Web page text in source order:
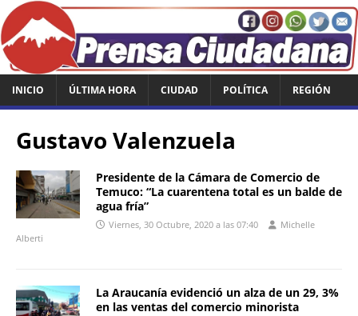
INICIO ÚLTIMA HORA CIUDAD POLÍTICA REGIÓN
Gustavo Valenzuela
Presidente de la Cámara de Comercio de
Temuco: “La cuarentena total es un balde de
agua fría”
Viernes, 30 Octubre, 2020 a las 07:40
Michelle
Alberti
La Araucanía evidenció un alza de un 29, 3%
en las ventas del comercio minorista